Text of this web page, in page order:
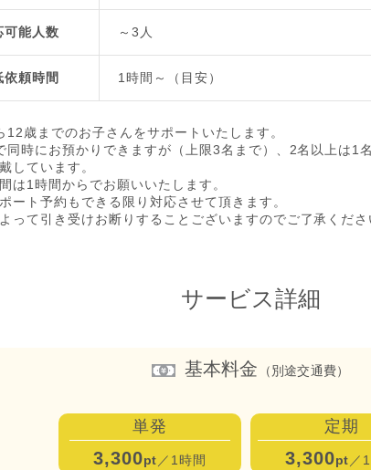
可能人数 ～3人
依頼時間 1時間～（目安）
12歳までのお子さんをサポートいたします。
同時にお預かりできますが（上限3名まで）、2名以上は1
しています。
は1時間からでお願いいたします。
ート予約もできる限り対応させて頂きます。
って引き受けお断りすることございますのでご了承くださ
サービス詳細
基本料金 （別途交通費）
単発
3,300pt／1時間
定期
3,300pt／